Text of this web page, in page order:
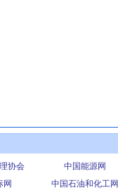
协会 中国能源网
网 中国石油和化工网